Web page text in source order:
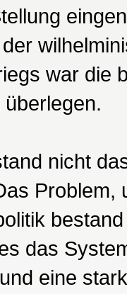
war die
nicht
das
eine